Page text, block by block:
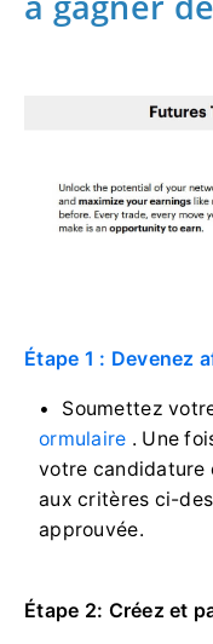
Étape 1 : Devenez
Soumettez
ormulaire . Une
votre candidature
aux critères ci-
approuvée.
Étape 2: Créez et